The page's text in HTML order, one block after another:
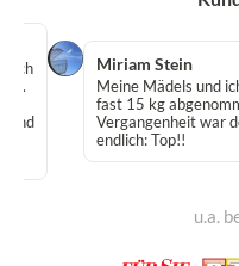
und
Miriam Stein
Meine Mädels und
fast 15 kg
Vergangenheit war
endlich: Top!!
u.a.